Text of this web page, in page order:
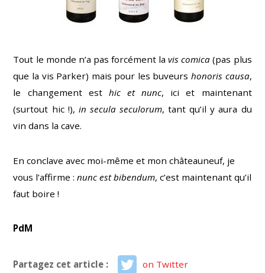
Tout le monde n’a pas forcément lavis comica (pas plus
que la vis Parker) mais pour les buveurshonoris causa,
le changement est hic et nunc, ici et maintenant
(surtout hic !), in secula seculorum, tant qu’il y aura du
vin dans la cave.
En conclave avec moi-même et mon châteauneuf, je
vous l’affirme :nunc est bibendum, c’est maintenant qu’il
faut boire !
PdM
Partagez cet article :
on Twitter